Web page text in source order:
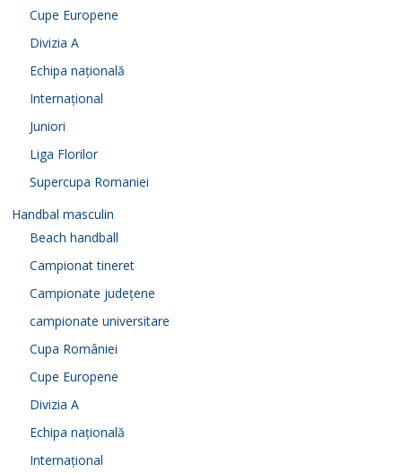
Cupe Europene
Divizia A
Echipa națională
Internațional
Juniori
Liga Florilor
Supercupa Romaniei
Handbal masculin
Beach handball
Campionat tineret
Campionate județene
campionate universitare
Cupa României
Cupe Europene
Divizia A
Echipa națională
Internațional